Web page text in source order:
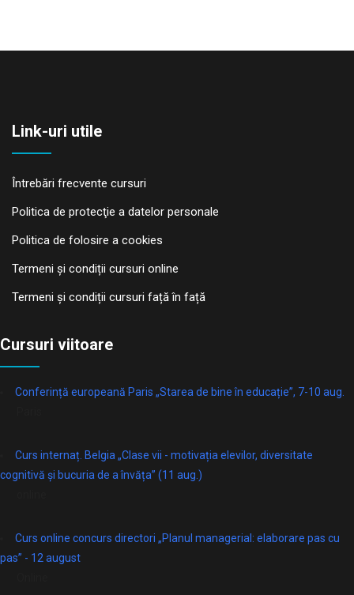
Link-uri utile
Întrebări frecvente cursuri
Politica de protecţie a datelor personale
Politica de folosire a cookies
Termeni și condiții cursuri online
Termeni și condiții cursuri față în față
Cursuri viitoare
Conferință europeană Paris „Starea de bine în educație”, 7-10 aug.
Curs internaț. Belgia „Clase vii - motivația elevilor, diversitate
cognitivă și bucuria de a învăța” (11 aug.)
Curs online concurs directori „Planul managerial: elaborare pas cu
pas” - 12 august